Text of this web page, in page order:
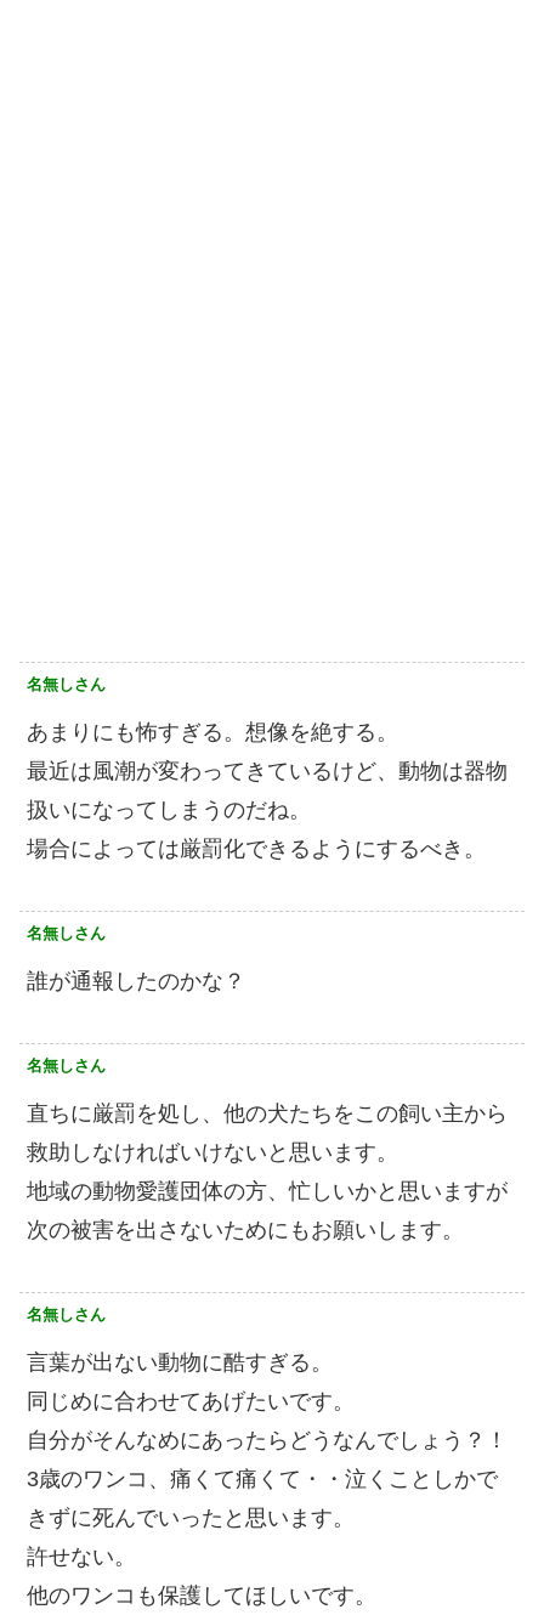
名無しさん
あまりにも怖すぎる。想像を絶する。
最近は風潮が変わってきているけど、動物は器物
扱いになってしまうのだね。
場合によっては厳罰化できるようにするべき。
名無しさん
誰が通報したのかな？
名無しさん
直ちに厳罰を処し、他の犬たちをこの飼い主から
救助しなければいけないと思います。
地域の動物愛護団体の方、忙しいかと思いますが
次の被害を出さないためにもお願いします。
名無しさん
言葉が出ない動物に酷すぎる。
同じめに合わせてあげたいです。
自分がそんなめにあったらどうなんでしょう？！
3歳のワンコ、痛くて痛くて・・泣くことしかで
きずに死んでいったと思います。
許せない。
他のワンコも保護してほしいです。